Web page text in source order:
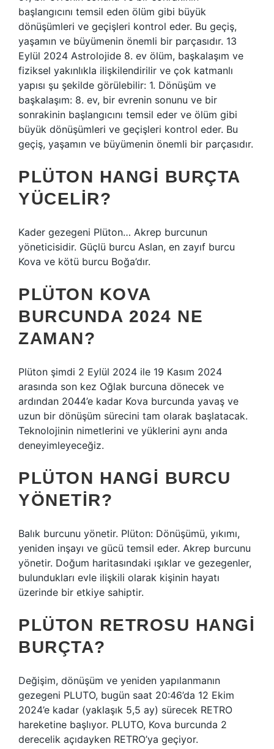
başlangıcını temsil eden ölüm gibi büyük
dönüşümleri ve geçişleri kontrol eder. Bu geçiş,
yaşamın ve büyümenin önemli bir parçasıdır. 13
Eylül 2024 Astrolojide 8. ev ölüm, başkalaşım ve
fiziksel yakınlıkla ilişkilendirilir ve çok katmanlı
yapısı şu şekilde görülebilir: 1. Dönüşüm ve
başkalaşım: 8. ev, bir evrenin sonunu ve bir
sonrakinin başlangıcını temsil eder ve ölüm gibi
büyük dönüşümleri ve geçişleri kontrol eder. Bu
geçiş, yaşamın ve büyümenin önemli bir parçasıdır.
PLÜTON HANGI BURÇTA
YÜCELIR?
Kader gezegeni Plüton… Akrep burcunun
yöneticisidir. Güçlü burcu Aslan, en zayıf burcu
Kova ve kötü burcu Boğa’dır.
PLÜTON KOVA
BURCUNDA 2024 NE
ZAMAN?
Plüton şimdi 2 Eylül 2024 ile 19 Kasım 2024
arasında son kez Oğlak burcuna dönecek ve
ardından 2044’e kadar Kova burcunda yavaş ve
uzun bir dönüşüm sürecini tam olarak başlatacak.
Teknolojinin nimetlerini ve yüklerini aynı anda
deneyimleyeceğiz.
PLÜTON HANGI BURCU
YÖNETIR?
Balık burcunu yönetir. Plüton: Dönüşümü, yıkımı,
yeniden inşayı ve gücü temsil eder. Akrep burcunu
yönetir. Doğum haritasındaki ışıklar ve gezegenler,
bulundukları evle ilişkili olarak kişinin hayatı
üzerinde bir etkiye sahiptir.
PLÜTON RETROSU HANGI
BURÇTA?
Değişim, dönüşüm ve yeniden yapılanmanın
gezegeni PLUTO, bugün saat 20:46’da 12 Ekim
2024’e kadar (yaklaşık 5,5 ay) sürecek RETRO
hareketine başlıyor. PLUTO, Kova burcunda 2
derecelik açıdayken RETRO’ya geçiyor.